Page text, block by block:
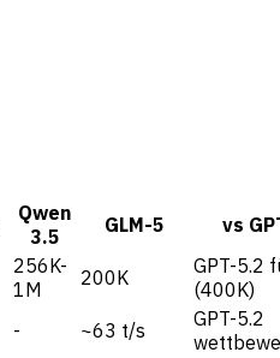
Qwen
3.5
GLM-5 vs
256K-
1M
200K
GPT-5.2
(400K)
- ~63 t/s
GPT-5.2